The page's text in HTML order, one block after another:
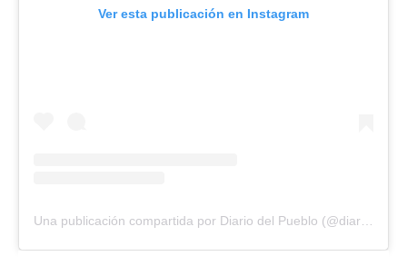
Ver esta publicación en Instagram